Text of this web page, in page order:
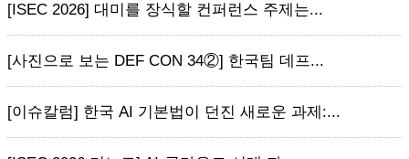
[ISEC 2026] 대미를 장식할 컨퍼런스 주제는...
[사진으로 보는 DEF CON 34②] 한국팀 데프...
[이슈칼럼] 한국 AI 기본법이 던진 새로운 과제:...